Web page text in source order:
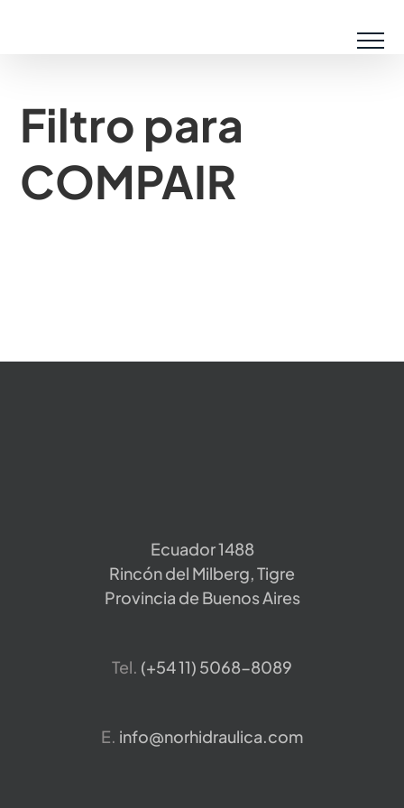
Filtro para
COMPAIR
Ecuador 1488
Rincón del Milberg, Tigre
Provincia de Buenos Aires
Tel. ​(+54 11) 5068-8089
E. info@norhidraulica.com